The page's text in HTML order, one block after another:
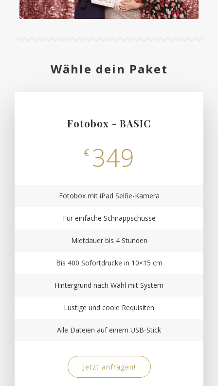
Wähle dein Paket
Fotobox - BASIC
€ 349
Fotobox mit iPad Selfie-Kamera
Für einfache Schnappschüsse
Mietdauer bis 4 Stunden
Bis 400 Sofortdrucke in 10×15 cm
Hintergrund nach Wahl mit System
Lustige und coole Requisiten
Alle Dateien auf einem USB-Stick
Jetzt anfragen!